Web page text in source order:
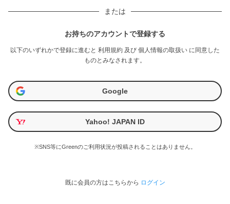
または
お持ちのアカウントで登録する
以下のいずれかで登録に進むと 利用規約 及び 個人情報の取扱い に同意した
ものとみなされます。
Google
Yahoo! JAPAN ID
※SNS等にGreenのご利用状況が投稿されることはありません。
既に会員の方はこちらから ログイン